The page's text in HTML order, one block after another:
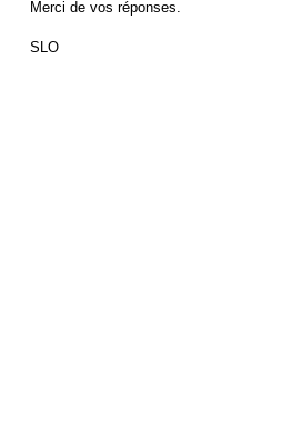
Merci de vos réponses.
SLO